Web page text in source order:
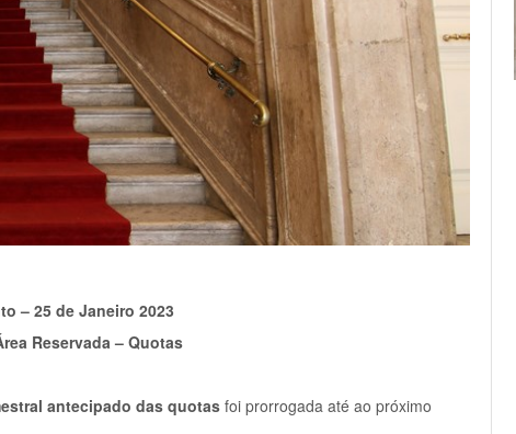
– 25 de Janeiro 2023
Reservada – Quotas
antecipado das quotasfoi prorrogada até ao próximo